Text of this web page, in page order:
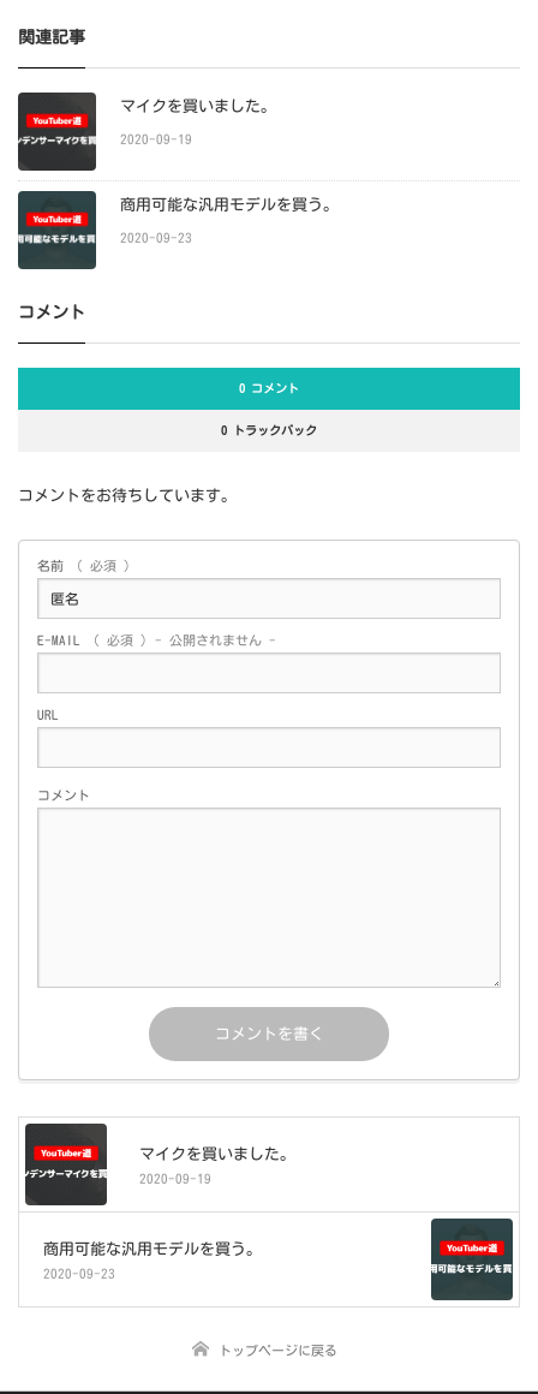
関連記事
マイクを買いました。
2020-09-19
商用可能な汎用モデルを買う。
2020-09-23
コメント
0 コメント
0 トラックバック
コメントをお待ちしています。
名前 ( 必須 )
E-MAIL ( 必須 ) - 公開されません -
URL
コメント
マイクを買いました。
2020-09-19
商用可能な汎用モデルを買う。
2020-09-23
トップページに戻る